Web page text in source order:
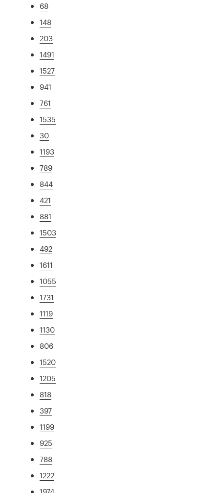
68
148
203
1491
1527
941
761
1535
30
1193
789
844
421
881
1503
492
1611
1055
1731
1119
1130
806
1520
1205
818
397
1199
925
788
1222